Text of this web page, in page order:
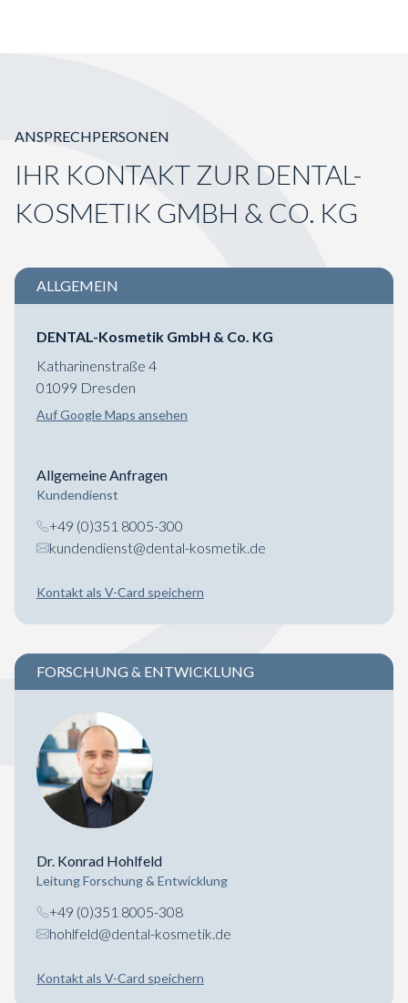
ANSPRECHPERSONEN
IHR KONTAKT ZUR DENTAL-
KOSMETIK GMBH & CO. KG
ALLGEMEIN
DENTAL-Kosmetik GmbH & Co. KG
Katharinenstraße 4
01099 Dresden
Auf Google Maps ansehen
Allgemeine Anfragen
Kundendienst
+49 (0)351 8005-300
kundendienst@dental-kosmetik.de
Kontakt als V-Card speichern
FORSCHUNG & ENTWICKLUNG
Dr. Konrad Hohlfeld
Leitung Forschung & Entwicklung
+49 (0)351 8005-308
hohlfeld@dental-kosmetik.de
Kontakt als V-Card speichern